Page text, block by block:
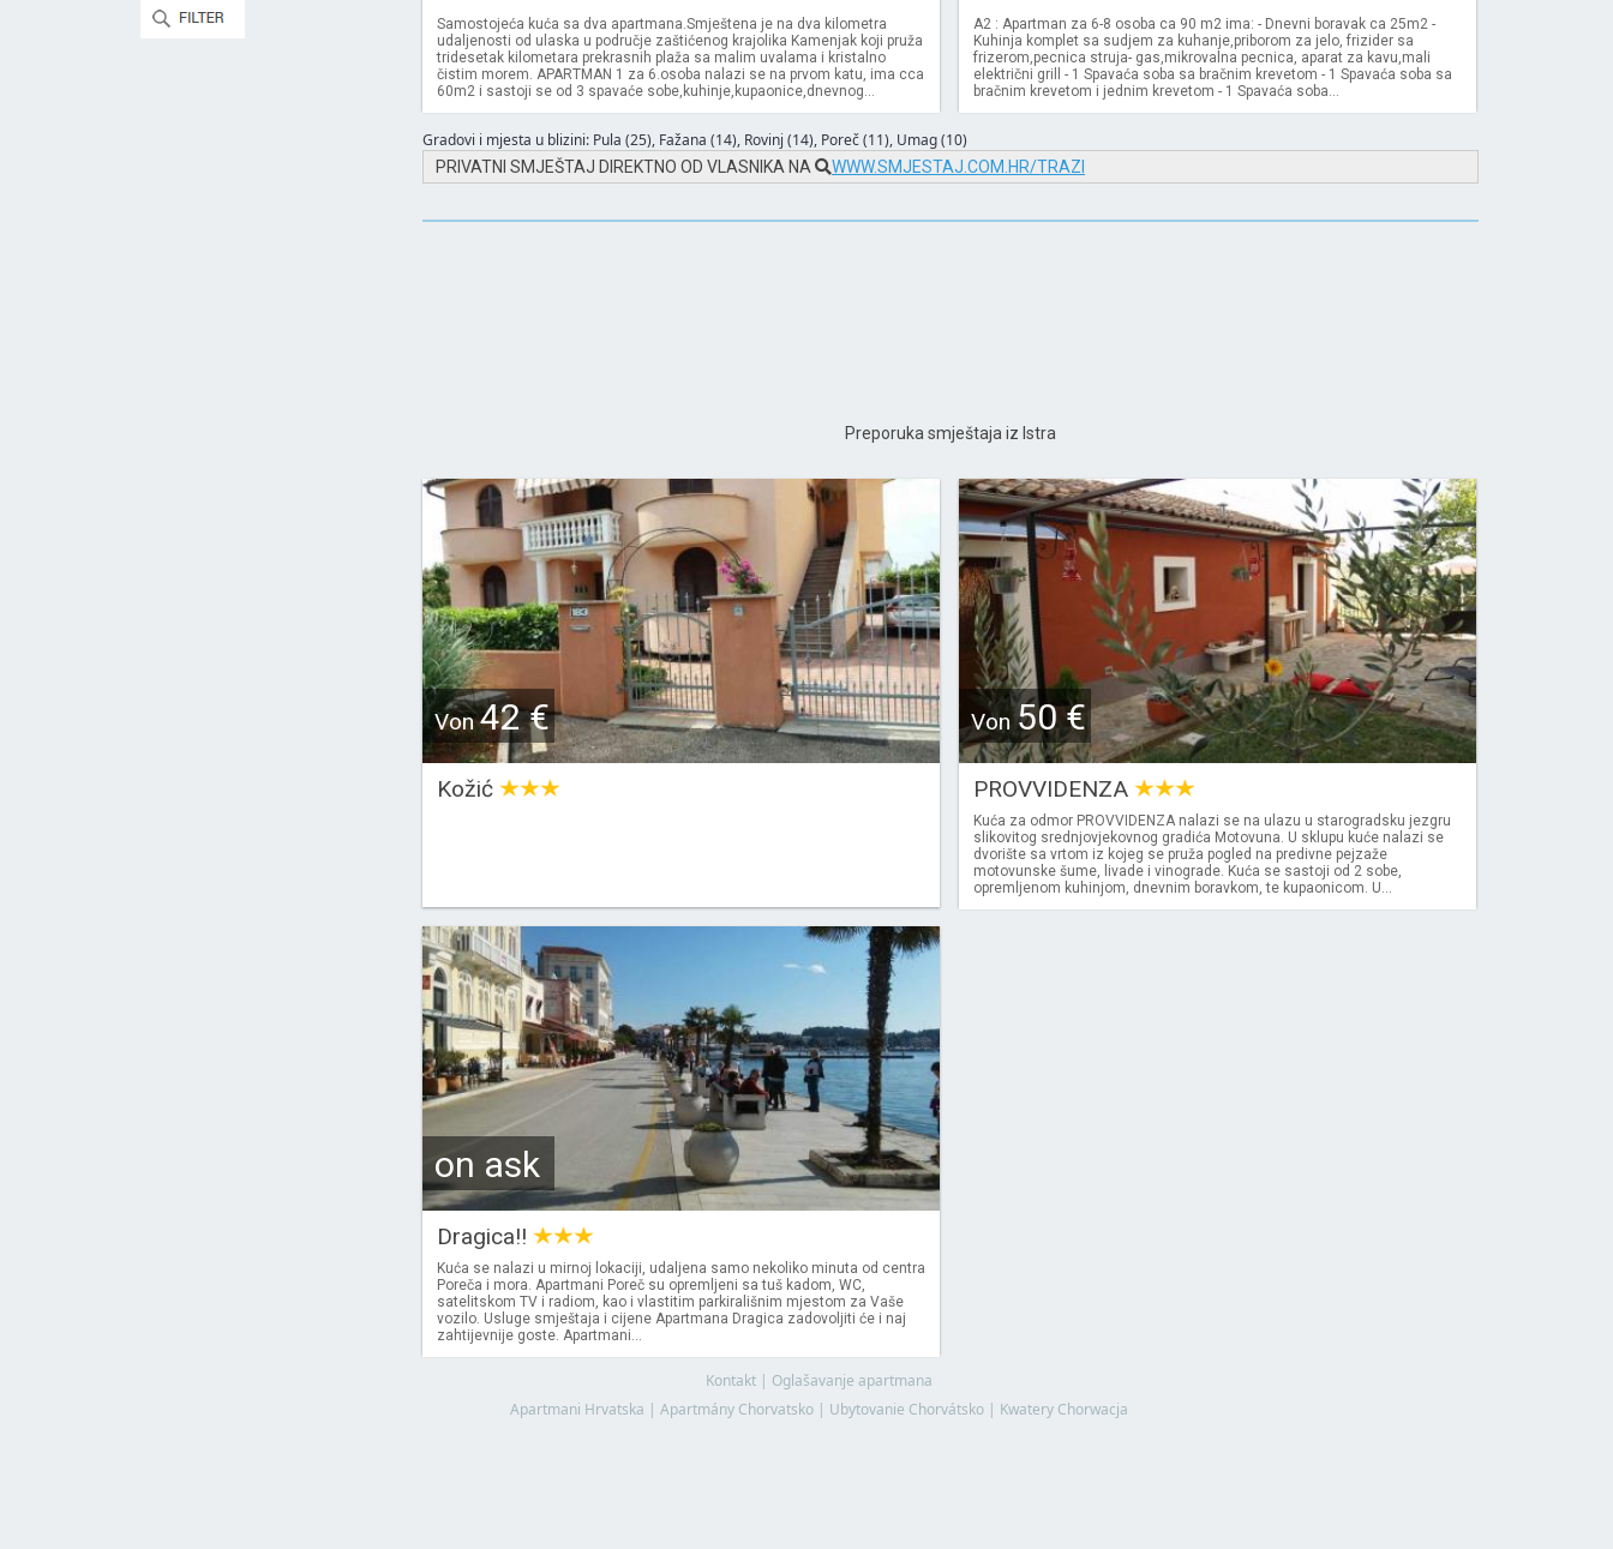
Samostojeća kuća sa dva apartmana.Smještena je na dva kilometra
udaljenosti od ulaska u područje zaštićenog krajolika Kamenjak koji pruža
tridesetak kilometara prekrasnih plaža sa malim uvalama i kristalno
čistim morem. APARTMAN 1 za 6.osoba nalazi se na prvom katu, ima cca
60m2 i sastoji se od 3 spavaće sobe,kuhinje,kupaonice,dnevnog...
A2 : Apartman za 6-8 osoba ca 90 m2 ima: - Dnevni boravak ca 25m2 -
Kuhinja komplet sa sudjem za kuhanje,priborom za jelo, frizider sa
frizerom,pecnica struja- gas,mikrovalna pecnica, aparat za kavu,mali
električni grill - 1 Spavaća soba sa bračnim krevetom - 1 Spavaća soba sa
bračnim krevetom i jednim krevetom - 1 Spavaća soba...
Gradovi i mjesta u blizini: Pula (25), Fažana (14), Rovinj (14), Poreč (11), Umag (10)
PRIVATNI SMJEŠTAJ DIREKTNO OD VLASNIKA NA WWW.SMJESTAJ.COM.HR/TRAZI
Preporuka smještaja iz Istra
Von42 €
Kožić
Von50 €
PROVVIDENZA
Kuća za odmor PROVVIDENZA nalazi se na ulazu u starogradsku jezgru
slikovitog srednjovjekovnog gradića Motovuna. U sklupu kuće nalazi se
dvorište sa vrtom iz kojeg se pruža pogled na predivne pejzaže
motovunske šume, livade i vinograde. Kuća se sastoji od 2 sobe,
opremljenom kuhinjom, dnevnim boravkom, te kupaonicom. U...
on ask
Dragica!!
Kuća se nalazi u mirnoj lokaciji, udaljena samo nekoliko minuta od centra
Poreča i mora. Apartmani Poreč su opremljeni sa tuš kadom, WC,
satelitskom TV i radiom, kao i vlastitim parkirališnim mjestom za Vaše
vozilo. Usluge smještaja i cijene Apartmana Dragica zadovoljiti će i naj
zahtijevnije goste. Apartmani...
Kontakt| Oglašavanje apartmana
Apartmani Hrvatska | Apartmány Chorvatsko| Ubytovanie Chorvátsko| Kwatery Chorwacja